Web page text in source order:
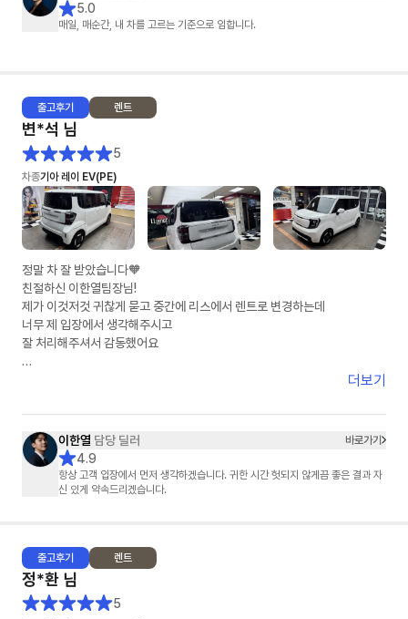
차량 소식이 없는 날에도, 단 하루도 빠짐 없이 물어 오는 안부 인사와 지연에
대한 안타까움의 표현은, 그 동안 어떤 분야의 영업사원에게도 느껴 보지 못
한 진한 감동이었습니다.
차량이 인도되는 날에 맞춰 보내 주신, 멋진 선물과 감동의 손 카드,,,
자기 개인 돈 써 가면서 사후 감동까지 선사해 주신 그 정성은 절대 흔하지 않
습니다.
습니다.
훗날 이연주 매니저님이 어떤 기업의 경영자가 되어 크고 좋은 회사를 운영
하는 것을 상상해 보는 것도 절대 무리가 아닐 것입니다.
아는 지인들에게 소문내기 시작했습니다.
"장기 렌트카 생각있어? 엉뚱한데서 지원 받지 말고, 무조건 이연주 매니저
5.0
매일, 매순간, 내 차를 고르는 기준으로 임합니다.
출고후기 렌트
변*석 님
5
차종기아 레이 EV(PE)
정말 차 잘 받았습니다🧡
친절하신 이한열팀장님!
제가 이것저것 귀찮게 묻고 중간에 리스에서 렌트로 변경하는데
너무 제 입장에서 생각해주시고
잘 처리해주셔서 감동했어요
주변에 소개할께요
감사합니당😍😍😍
더보기
이한열 담당 딜러 바로가기
4.9
항상 고객 입장에서 먼저 생각하겠습니다. 귀한 시간 헛되지 않게끔 좋은 결과 자
신 있게 약속드리겠습니다.
출고후기 렌트
정*환 님
5